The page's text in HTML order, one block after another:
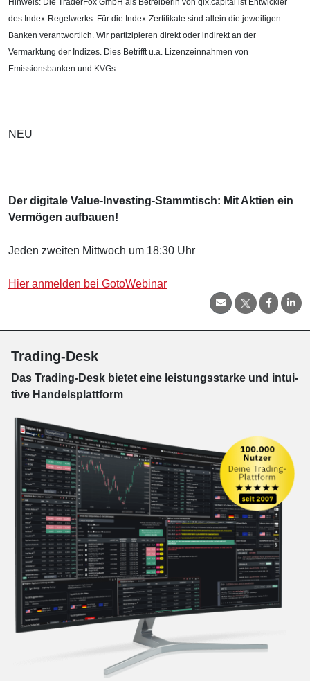
des Index-Regelwerks. Für die Index-Zertifikate sind allein die jeweiligen
Banken verantwortlich. Wir partizipieren direkt oder indirekt an der
Vermarktung der Indizes. Dies Betrifft u.a. Lizenzeinnahmen von
Emissionsbanken und KVGs.
NEU
Der digitale Value-Investing-Stammtisch: Mit Aktien ein
Vermögen aufbauen!
Jeden zweiten Mittwoch um 18:30 Uhr
Hier anmelden bei GotoWebinar
Trading-Desk
Das Trading-Desk bie­tet eine leis­tungs­star­ke und in­tui­
tive Han­dels­platt­form